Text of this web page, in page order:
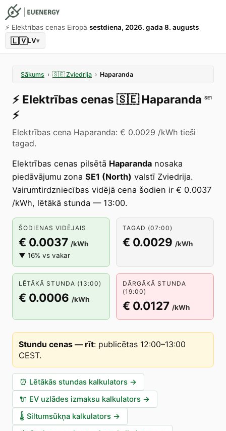
⚡️ Elektrības cenas Eiropā sestdiena, 2026. gada 8. augusts
🇱🇻LV▾
Sākums › 🇸🇪 Zviedrija › Haparanda
⚡️ Elektrības cenas 🇸🇪 Haparanda SE1
⚡️
Elektrības cena Haparanda: € 0.0029 /kWh tieši
tagad.
Elektrības cenas pilsētā Haparanda nosaka
piedāvājumu zona SE1 (North) valstī Zviedrija.
Vairumtirdzniecības vidējā cena šodien ir € 0.0037
/kWh, lētākā stunda — 13:00.
ŠODIENAS VIDĒJAIS
€ 0.0037 /kWh
▼ 16% vs vakar
TAGAD (07:00)
€ 0.0029 /kWh
LĒTĀKĀ STUNDA (13:00)
€ 0.0006 /kWh
DĀRGĀKĀ STUNDA
(19:00)
€ 0.0127 /kWh
Stundu cenas — rīt: publicētas 12:00–13:00
CEST.
⏰ Lētākās stundas kalkulators →
🔌 EV uzlādes izmaksu kalkulators →
🌡️ Siltumsūkņa kalkulators →